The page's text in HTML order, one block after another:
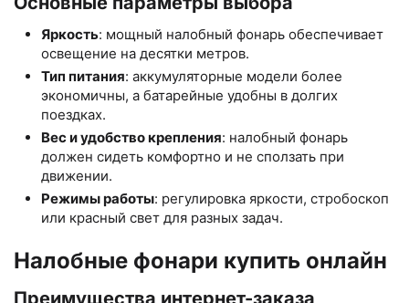
Яркость: мощный налобный фонарь обеспечивает
освещение на десятки метров.
Тип питания: аккумуляторные модели более
экономичны, а батарейные удобны в долгих
поездках.
Вес и удобство крепления: налобный фонарь
должен сидеть комфортно и не сползать при
движении.
Режимы работы: регулировка яркости, стробоскоп
или красный свет для разных задач.
Налобные фонари купить онлайн
Преимущества интернет-заказа